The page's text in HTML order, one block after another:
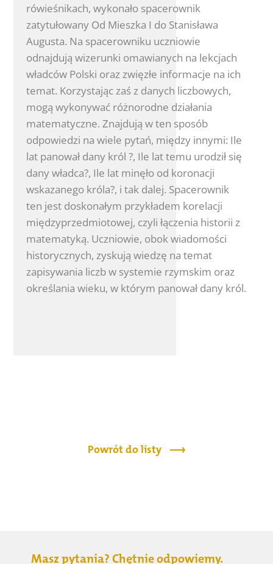
rówieśnikach, wykonało spacerownik
zatytułowany Od Mieszka I do Stanisława
Augusta. Na spacerowniku uczniowie
odnajdują wizerunki omawianych na lekcjach
władców Polski oraz zwięzłe informacje na ich
temat. Korzystając zaś z danych liczbowych,
mogą wykonywać różnorodne działania
matematyczne. Znajdują w ten sposób
odpowiedzi na wiele pytań, między innymi: Ile
lat panował dany król ?, Ile lat temu urodził się
dany władca?, Ile lat minęło od koronacji
wskazanego króla?, i tak dalej. Spacerownik
ten jest doskonałym przykładem korelacji
międzyprzedmiotowej, czyli łączenia historii z
matematyką. Uczniowie, obok wiadomości
historycznych, zyskują wiedzę na temat
zapisywania liczb w systemie rzymskim oraz
określania wieku, w którym panował dany król.
Powrót do listy
Masz pytania? Chętnie odpowiemy.